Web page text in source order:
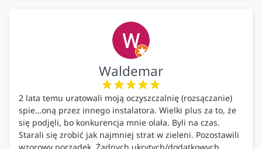
ekologicznych rozwiązań!🍀
Waldemar
2 lata temu uratowali moją oczyszczalnię (rozsączanie)
spie…oną przez innego instalatora. Wielki plus za to, że
się podjęli, bo konkurencja mnie olała. Byli na czas.
Starali się zrobić jak najmniej strat w zieleni. Pozostawili